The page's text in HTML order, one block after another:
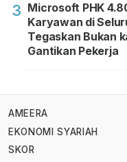
3 Microsoft PHK
Karyawan di
Tegaskan Bukan
Gantikan Pekerja
AMEERA
EKONOMI SYARIAH
SKOR